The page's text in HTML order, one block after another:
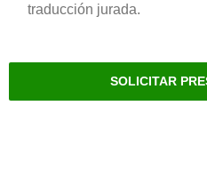
traducción jurada.
SOLICITAR